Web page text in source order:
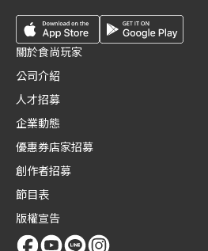
關於食尚玩家
公司介紹
人才招募
企業動態
優惠券店家招募
創作者招募
節目表
版權宣告